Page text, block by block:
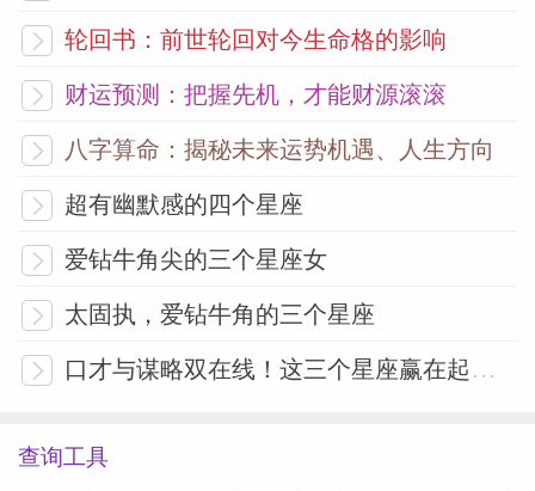
轮回书：前世轮回对今生命格的影响
财运预测：把握先机，才能财源滚滚
八字算命：揭秘未来运势机遇、人生方向
超有幽默感的四个星座
爱钻牛角尖的三个星座女
太固执，爱钻牛角的三个星座
口才与谋略双在线！这三个星座赢在起跑线
查询工具